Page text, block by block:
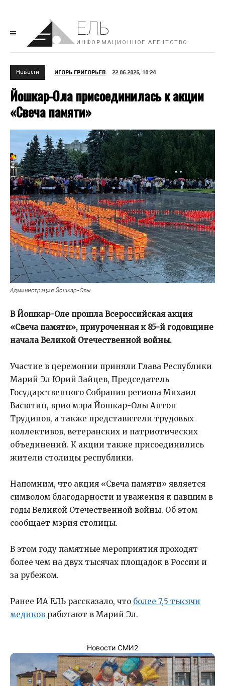
ЕЛЬ
ИНФОРМАЦИОННОЕ АГЕНТСТВО
Новости ИГОРЬ ГРИГОРЬЕВ 22.06.2026, 10:24
Йошкар-Ола присоединилась к акции
«Свеча памяти»
Администрация Йошкар-Олы
В Йошкар-Оле прошла Всероссийская акция
«Свеча памяти», приуроченная к 85-й годовщине
начала Великой Отечественной войны.
Участие в церемонии приняли Глава Республики
Марий Эл Юрий Зайцев, Председатель
Государственного Собрания региона Михаил
Васютин, врио мэра Йошкар-Олы Антон
Трудинов, а также представители трудовых
коллективов, ветеранских и патриотических
объединений. К акции также присоединились
жители столицы республики.
Напомним, что акция «Свеча памяти» является
символом благодарности и уважения к павшим в
годы Великой Отечественной войны. Об этом
сообщает мэрия столицы.
В этом году памятные мероприятия проходят
более чем на двух тысячах площадок в России и
за рубежом.
Ранее ИА ЕЛЬ рассказало, что более 7,5 тысячи
медиков работают в Марий Эл.
Новости СМИ2